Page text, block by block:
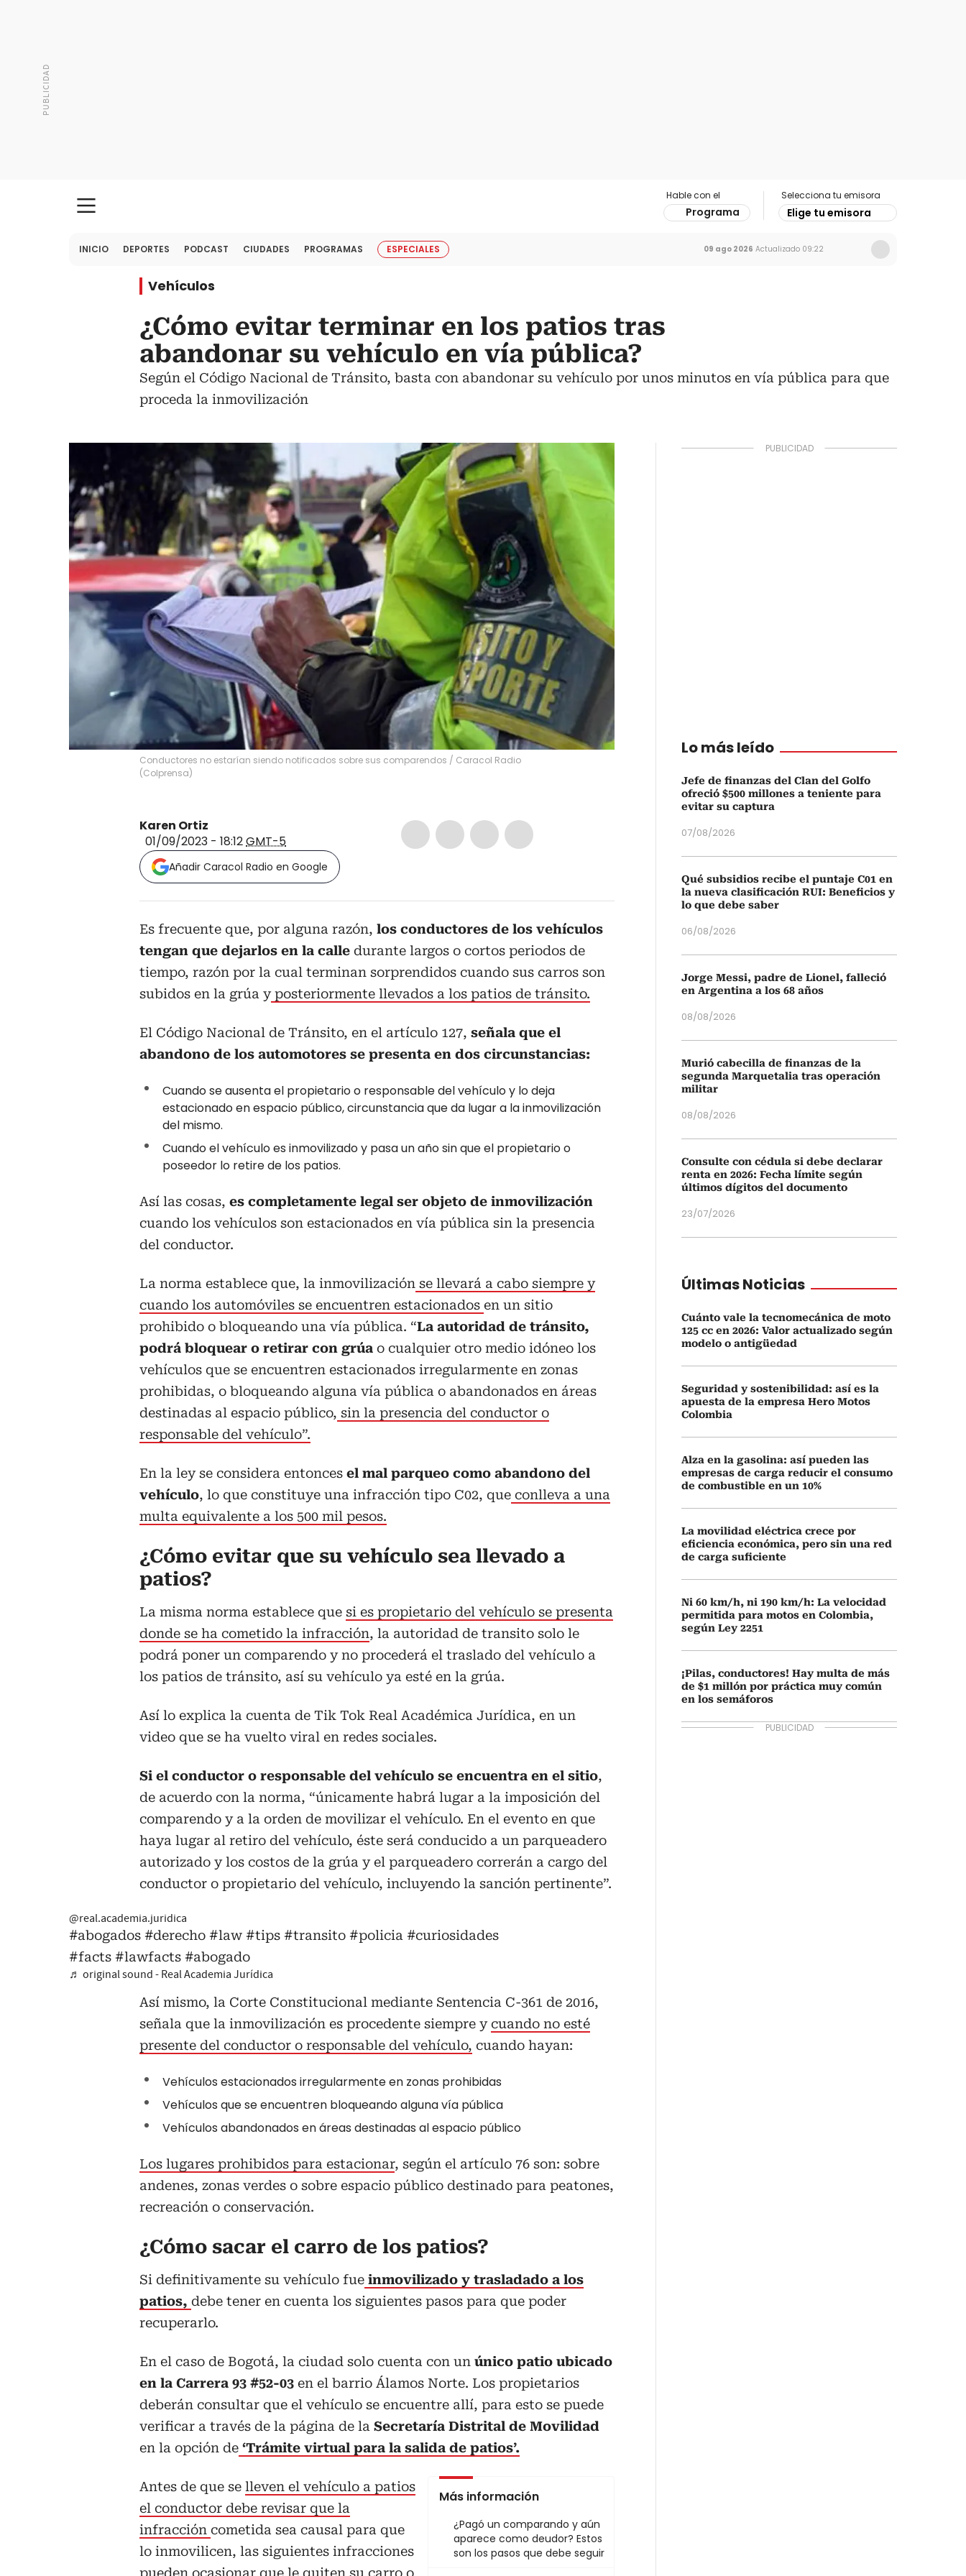
Hable con el
Programa
Selecciona tu emisora
Elige tu emisora
INICIO DEPORTES PODCAST CIUDADES PROGRAMAS ESPECIALES 09 ago 2026 Actualizado 09:22
Vehículos
¿Cómo evitar terminar en los patios tras
abandonar su vehículo en vía pública?
Según el Código Nacional de Tránsito, basta con abandonar su vehículo por unos minutos en vía pública para que
proceda la inmovilización
Conductores no estarían siendo notificados sobre sus comparendos / Caracol Radio
(Colprensa)
Karen Ortiz
01/09/2023 - 18:12GMT-5
Añadir Caracol Radio en Google
Es frecuente que, por alguna razón, los conductores de los vehículos
tengan que dejarlos en la calle durante largos o cortos periodos de
tiempo, razón por la cual terminan sorprendidos cuando sus carros son
subidos en la grúa yposteriormente llevados a los patios de tránsito.
El Código Nacional de Tránsito, en el artículo 127, señala que el
abandono de los automotores se presenta en dos circunstancias:
Cuando se ausenta el propietario o responsable del vehículo y lo deja
estacionado en espacio público, circunstancia que da lugar a la inmovilización
del mismo.
Cuando el vehículo es inmovilizado y pasa un año sin que el propietario o
poseedor lo retire de los patios.
Así las cosas, es completamente legal ser objeto de inmovilización
cuando los vehículos son estacionados en vía pública sin la presencia
del conductor.
La norma establece que, la inmovilización se llevará a cabo siempre y
cuando los automóviles se encuentren estacionados en un sitio
prohibido o bloqueando una vía pública. “La autoridad de tránsito,
podrá bloquear o retirar con grúa o cualquier otro medio idóneo los
vehículos que se encuentren estacionados irregularmente en zonas
prohibidas, o bloqueando alguna vía pública o abandonados en áreas
destinadas al espacio público, sin la presencia del conductor o
responsable del vehículo”.
En la ley se considera entonces el mal parqueo como abandono del
vehículo, lo que constituye una infracción tipo C02, que conlleva a una
multa equivalente a los 500 mil pesos.
¿Cómo evitar que su vehículo sea llevado a
patios?
La misma norma establece que si es propietario del vehículo se presenta
donde se ha cometido la infracción, la autoridad de transito solo le
podrá poner un comparendo y no procederá el traslado del vehículo a
los patios de tránsito, así su vehículo ya esté en la grúa.
Así lo explica la cuenta de Tik Tok Real Académica Jurídica, en un
video que se ha vuelto viral en redes sociales.
Si el conductor o responsable del vehículo se encuentra en el sitio,
de acuerdo con la norma, “únicamente habrá lugar a la imposición del
comparendo y a la orden de movilizar el vehículo. En el evento en que
haya lugar al retiro del vehículo, éste será conducido a un parqueadero
autorizado y los costos de la grúa y el parqueadero correrán a cargo del
conductor o propietario del vehículo, incluyendo la sanción pertinente”.
@real.academia.juridica
#abogados #derecho #law #tips #transito #policia #curiosidades
#facts #lawfacts #abogado
♬ original sound - Real Academia Jurídica
Así mismo, la Corte Constitucional mediante Sentencia C-361 de 2016,
señala que la inmovilización es procedente siempre y cuando no esté
presente del conductor o responsable del vehículo, cuando hayan:
Vehículos estacionados irregularmente en zonas prohibidas
Vehículos que se encuentren bloqueando alguna vía pública
Vehículos abandonados en áreas destinadas al espacio público
Los lugares prohibidos para estacionar, según el artículo 76 son: sobre
andenes, zonas verdes o sobre espacio público destinado para peatones,
recreación o conservación.
¿Cómo sacar el carro de los patios?
Si definitivamente su vehículo fue inmovilizado y trasladado a los
patios, debe tener en cuenta los siguientes pasos para que poder
recuperarlo.
En el caso de Bogotá, la ciudad solo cuenta con un único patio ubicado
en la Carrera 93 #52-03 en el barrio Álamos Norte. Los propietarios
deberán consultar que el vehículo se encuentre allí, para esto se puede
verificar a través de la página de la Secretaría Distrital de Movilidad
en la opción de ‘Trámite virtual para la salida de patios’.
Más información
¿Pagó un comparando y aún
aparece como deudor? Estos
son los pasos que debe seguir
Antes de que se lleven el vehículo a patios
el conductor debe revisar que la
infracción cometida sea causal para que
lo inmovilicen, las siguientes infracciones
pueden ocasionar que le quiten su carro o
Lo más leído
Jefe de finanzas del Clan del Golfo
ofreció $500 millones a teniente para
evitar su captura
07/08/2026
Qué subsidios recibe el puntaje C01 en
la nueva clasificación RUI: Beneficios y
lo que debe saber
06/08/2026
Jorge Messi, padre de Lionel, falleció
en Argentina a los 68 años
08/08/2026
Murió cabecilla de finanzas de la
segunda Marquetalia tras operación
militar
08/08/2026
Consulte con cédula si debe declarar
renta en 2026: Fecha límite según
últimos dígitos del documento
23/07/2026
Últimas Noticias
Cuánto vale la tecnomecánica de moto
125 cc en 2026: Valor actualizado según
modelo o antigüedad
Seguridad y sostenibilidad: así es la
apuesta de la empresa Hero Motos
Colombia
Alza en la gasolina: así pueden las
empresas de carga reducir el consumo
de combustible en un 10%
La movilidad eléctrica crece por
eficiencia económica, pero sin una red
de carga suficiente
Ni 60 km/h, ni 190 km/h: La velocidad
permitida para motos en Colombia,
según Ley 2251
¡Pilas, conductores! Hay multa de más
de $1 millón por práctica muy común
en los semáforos